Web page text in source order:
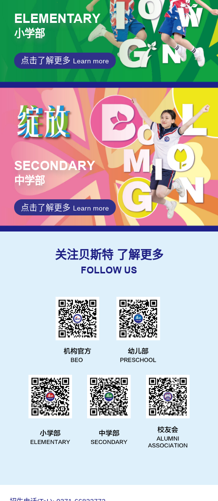
ELEMENTARY
小学部
点击了解更多 Learn more
SECONDARY
中学部
点击了解更多 Learn more
关注贝斯特 了解更多
FOLLOW US